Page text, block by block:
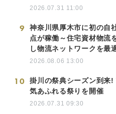
2026.07.31 11:00
9
神奈川県厚木市に初の自
点が稼働～住宅資材物流
し物流ネットワークを最
2026.08.06 13:00
10
掛川の祭典シーズン到来!
気あふれる祭りを開催
2026.07.31 09:30